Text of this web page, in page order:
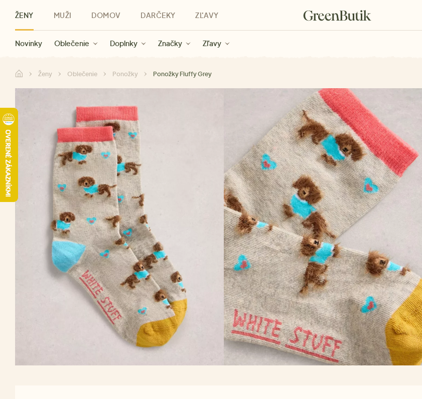
ŽENY
Novinky Oblečenie Doplnky Značky Zľavy
MUŽI
Novinky Oblečenie Značky Zľavy
DOMOV
Kategórie Značky Zľavy
DARČEKY
Pre ženy Pre mužov Darčeky pre deti Pre všetkých
ZĽAVY
Zľavy ženy Zľavy muži
Ženy Oblečenie Ponožky Ponožky Fluffy Grey